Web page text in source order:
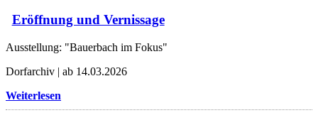
Eröffnung und Vernissage
Ausstellung: "Bauerbach im Fokus"
Dorfarchiv | ab 14.03.2026
Weiterlesen